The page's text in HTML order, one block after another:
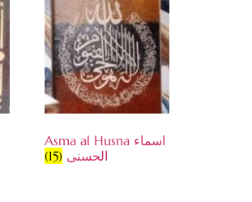
Asma al Husna اسماء
الحسنى (15)